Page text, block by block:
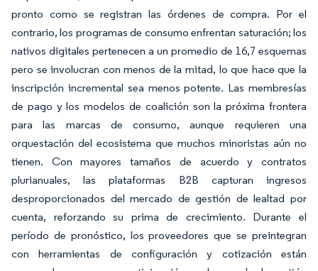
pronto como se registran las órdenes de compra. Por el
contrario, los programas de consumo enfrentan saturación; los
nativos digitales pertenecen a un promedio de 16,7 esquemas
pero se involucran con menos de la mitad, lo que hace que la
inscripción incremental sea menos potente. Las membresías
de pago y los modelos de coalición son la próxima frontera
para las marcas de consumo, aunque requieren una
orquestación del ecosistema que muchos minoristas aún no
tienen. Con mayores tamaños de acuerdo y contratos
plurianuales, las plataformas B2B capturan ingresos
desproporcionados del mercado de gestión de lealtad por
cuenta, reforzando su prima de crecimiento. Durante el
período de pronóstico, los proveedores que se preintegran
con herramientas de configuración y cotización están